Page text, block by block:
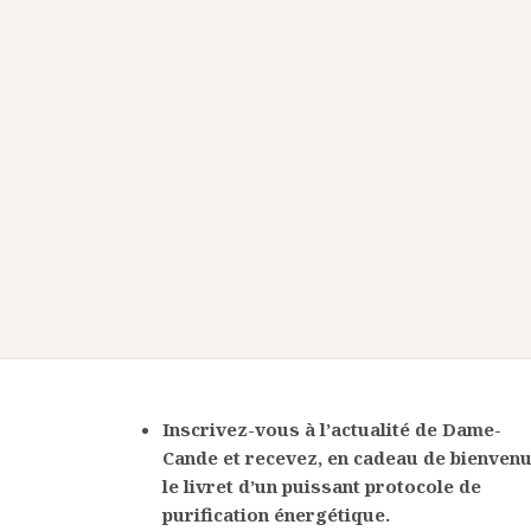
Inscrivez-vous à l’actualité de Dame-
Cande et recevez, en cadeau de
le livret d’un puissant protocole de
purification énergétique.